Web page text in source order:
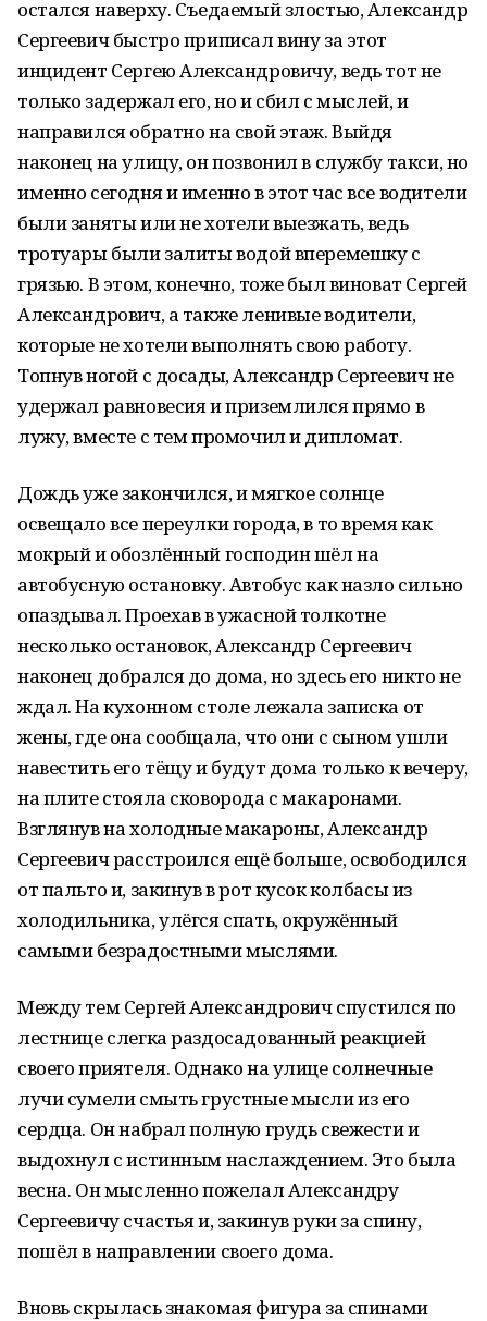
остался наверху. Съедаемый злостью, Александр
Сергеевич быстро приписал вину за этот
инцидент Сергею Александровичу, ведь тот не
только задержал его, но и сбил с мыслей, и
направился обратно на свой этаж. Выйдя
наконец на улицу, он позвонил в службу такси, но
именно сегодня и именно в этот час все водители
были заняты или не хотели выезжать, ведь
тротуары были залиты водой вперемешку с
грязью. В этом, конечно, тоже был виноват Сергей
Александрович, а также ленивые водители,
которые не хотели выполнять свою работу.
Топнув ногой с досады, Александр Сергеевич не
удержал равновесия и приземлился прямо в
лужу, вместе с тем промочил и дипломат.
Дождь уже закончился, и мягкое солнце
освещало все переулки города, в то время как
мокрый и обозлённый господин шёл на
автобусную остановку. Автобус как назло сильно
опаздывал. Проехав в ужасной толкотне
несколько остановок, Александр Сергеевич
наконец добрался до дома, но здесь его никто не
ждал. На кухонном столе лежала записка от
жены, где она сообщала, что они с сыном ушли
навестить его тёщу и будут дома только к вечеру,
на плите стояла сковорода с макаронами.
Взглянув на холодные макароны, Александр
Сергеевич расстроился ещё больше, освободился
от пальто и, закинув в рот кусок колбасы из
холодильника, улёгся спать, окружённый
самыми безрадостными мыслями.
Между тем Сергей Александрович спустился по
лестнице слегка раздосадованный реакцией
своего приятеля. Однако на улице солнечные
лучи сумели смыть грустные мысли из его
сердца. Он набрал полную грудь свежести и
выдохнул с истинным наслаждением. Это была
весна. Он мысленно пожелал Александру
Сергеевичу счастья и, закинув руки за спину,
пошёл в направлении своего дома.
Вновь скрылась знакомая фигура за спинами